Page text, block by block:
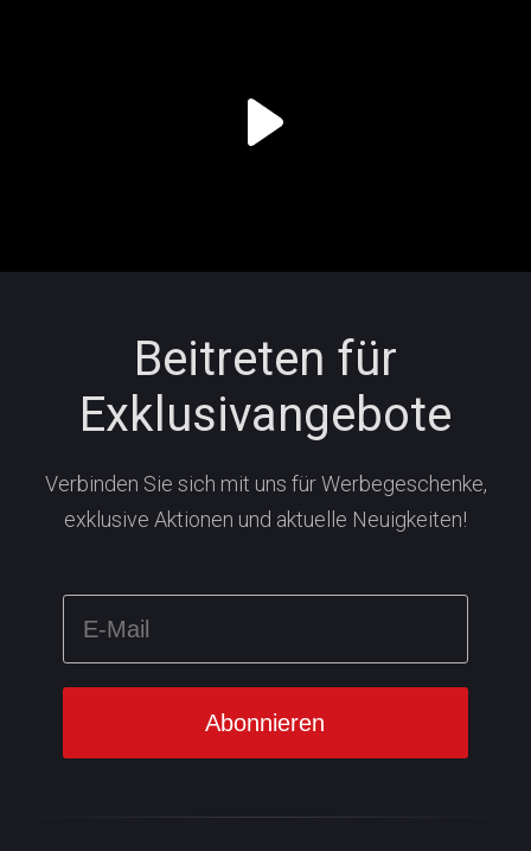
Beitreten für
Exklusivangebote
Verbinden Sie sich mit uns für Werbegeschenke,
exklusive Aktionen und aktuelle Neuigkeiten!